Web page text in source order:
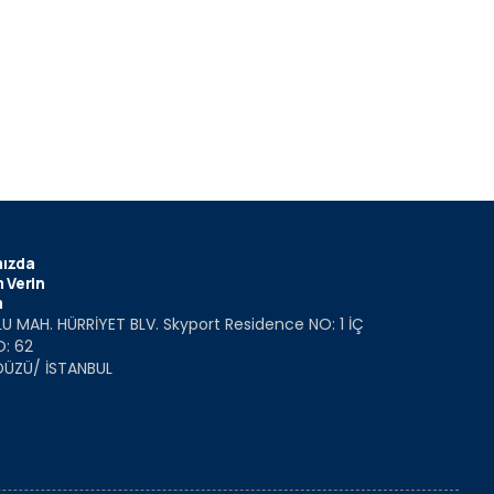
Verin
MAH. HÜRRİYET BLV. Skyport Residence NO: 1 İÇ
62
İSTANBUL